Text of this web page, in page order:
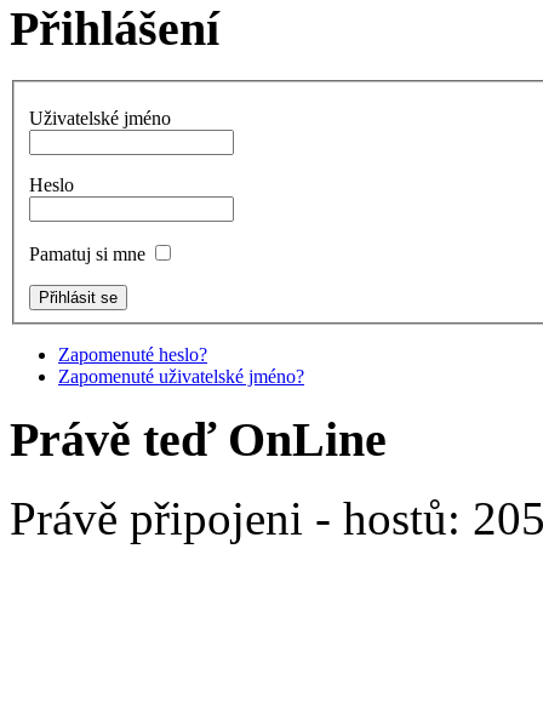
Přihlášení
Uživatelské jméno
Heslo
Pamatuj si mne
Zapomenuté heslo?
Zapomenuté uživatelské jméno?
Právě teď OnLine
Právě připojeni - hostů: